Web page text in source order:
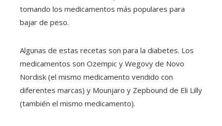
tomando los medicamentos más populares para
bajar de peso.
Algunas de estas recetas son para la diabetes. Los
medicamentos son Ozempic y Wegovy de Novo
Nordisk (el mismo medicamento vendido con
diferentes marcas) y Mounjaro y Zepbound de Eli Lilly
(también el mismo medicamento).